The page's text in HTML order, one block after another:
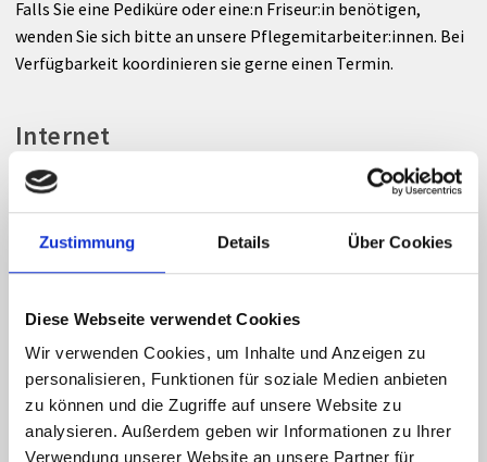
Zustimmung Details Über Cookies
Diese Webseite verwendet Cookies
Wir verwenden Cookies, um Inhalte und Anzeigen zu
personalisieren, Funktionen für soziale Medien anbieten
zu können und die Zugriffe auf unsere Website zu
analysieren. Außerdem geben wir Informationen zu Ihrer
Verwendung unserer Website an unsere Partner für
Falls Sie eine Pediküre oder eine:n Friseur:in benötigen,
wenden Sie sich bitte an unsere Pflegemitarbeiter:innen. Bei
Verfügbarkeit koordinieren sie gerne einen Termin.
Internet
Im gesamten Haus steht Ihnen gratis WLAN zur Verfügung.
Parkplatz und Tiefgarage
Die Benutzung ist kostenpflichtig.
Die Parkgebühren hängen vor Ort aus und sind vor Ausfahrt
beim Kassenautomaten (Haupteingang, Tiefgarage-Lift) zu